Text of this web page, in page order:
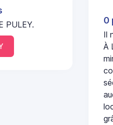
PULEY. 0
Il
À